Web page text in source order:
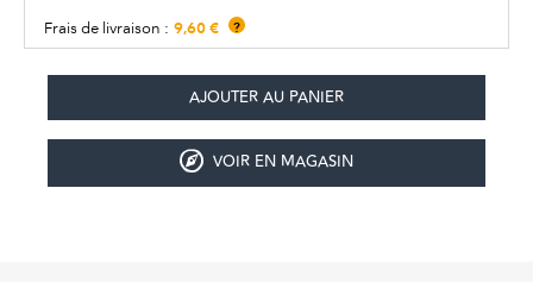
Frais de livraison : 9,60 € ?
VOIR EN MAGASIN